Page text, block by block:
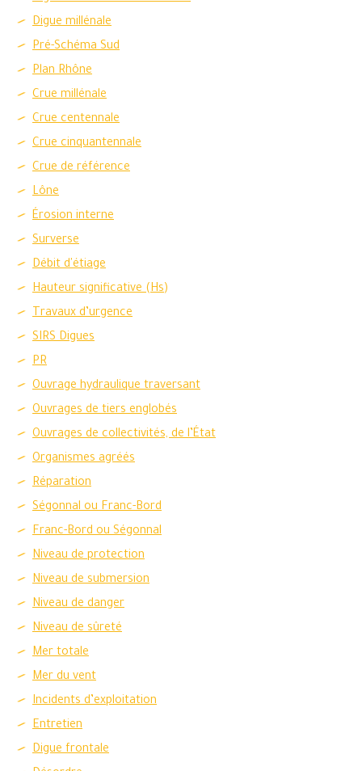
Digue millénale
Pré-Schéma Sud
Plan Rhône
Crue millénale
Crue centennale
Crue cinquantennale
Crue de référence
Lône
Érosion interne
Surverse
Débit d'étiage
Hauteur significative (Hs)
Travaux d’urgence
SIRS Digues
PR
Ouvrage hydraulique traversant
Ouvrages de tiers englobés
Ouvrages de collectivités, de l’État
Organismes agréés
Réparation
Ségonnal ou Franc-Bord
Franc-Bord ou Ségonnal
Niveau de protection
Niveau de submersion
Niveau de danger
Niveau de sûreté
Mer totale
Mer du vent
Incidents d’exploitation
Entretien
Digue frontale